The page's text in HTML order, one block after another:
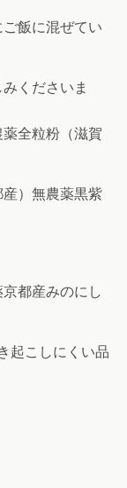
飯に混ぜてい
くださいま
全粒粉（滋賀
）無農薬黒紫
都産みのにし
起こしにくい品